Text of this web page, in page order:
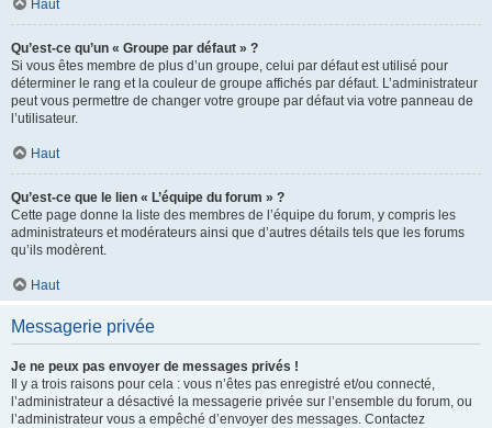
Haut
Qu’est-ce qu’un « Groupe par défaut » ?
Si vous êtes membre de plus d’un groupe, celui par défaut est utilisé pour
déterminer le rang et la couleur de groupe affichés par défaut. L’administrateur
peut vous permettre de changer votre groupe par défaut via votre panneau de
l’utilisateur.
Haut
Qu’est-ce que le lien « L’équipe du forum » ?
Cette page donne la liste des membres de l’équipe du forum, y compris les
administrateurs et modérateurs ainsi que d’autres détails tels que les forums
qu’ils modèrent.
Haut
Messagerie privée
Je ne peux pas envoyer de messages privés !
Il y a trois raisons pour cela : vous n’êtes pas enregistré et/ou connecté,
l’administrateur a désactivé la messagerie privée sur l’ensemble du forum, ou
l’administrateur vous a empêché d’envoyer des messages. Contactez